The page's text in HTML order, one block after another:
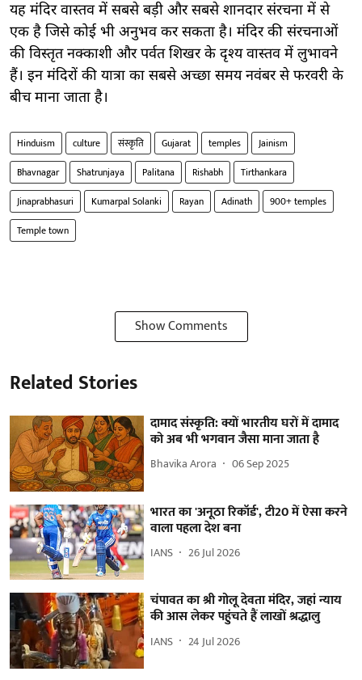
यह मंदिर वास्तव में सबसे बड़ी और सबसे शानदार संरचना में से
एक है जिसे कोई भी अनुभव कर सकता है। मंदिर की संरचनाओं
की विस्तृत नक्काशी और पर्वत शिखर के दृश्य वास्तव में लुभावने
हैं। इन मंदिरों की यात्रा का सबसे अच्छा समय नवंबर से फरवरी के
बीच माना जाता है।
Hinduism culture संस्कृति Gujarat temples
Jainism
Bhavnagar
Shatrunjaya Palitana Rishabh
Tirthankara
Jinaprabhasuri
Kumarpal Solanki Rayan Adinath
900+ temples
Temple town
Show Comments
Related Stories
दामाद संस्कृति: क्यों भारतीय घरों में दामाद
को अब भी भगवान जैसा माना जाता है
Bhavika Arora 06 Sep 2025
भारत का 'अनूठा रिकॉर्ड', टी20 में ऐसा करने
वाला पहला देश बना
IANS 26 Jul 2026
चंपावत का श्री गोलू देवता मंदिर, जहां न्याय
की आस लेकर पहुंचते हैं लाखों श्रद्धालु
IANS 24 Jul 2026